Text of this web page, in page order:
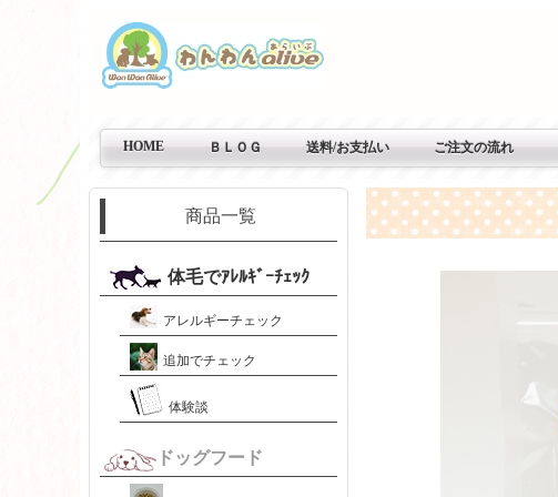
HOME ＢＬＯＧ 送料/お支払い ご注文の流れ
商品一覧
体毛でｱﾚﾙｷﾞｰﾁｪｯｸ
アレルギーチェック
追加でチェック
体験談
ドッグフード